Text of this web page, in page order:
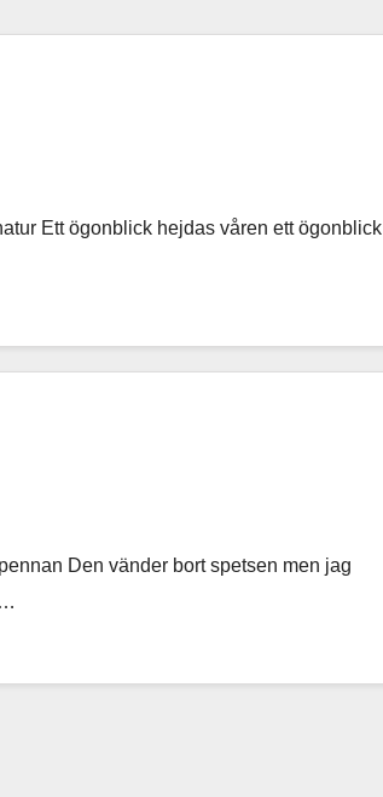
Ett ögonblick hejdas våren ett ögonblick
Den vänder bort spetsen men jag